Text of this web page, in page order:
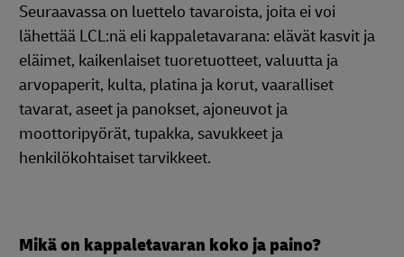
Seuraavassa on luettelo tavaroista, joita ei voi
lähettää LCL:nä eli kappaletavarana: elävät kasvit ja
eläimet, kaikenlaiset tuoretuotteet, valuutta ja
arvopaperit, kulta, platina ja korut, vaaralliset
tavarat, aseet ja panokset, ajoneuvot ja
moottoripyörät, tupakka, savukkeet ja
henkilökohtaiset tarvikkeet.
Mikä on kappaletavaran koko ja paino?